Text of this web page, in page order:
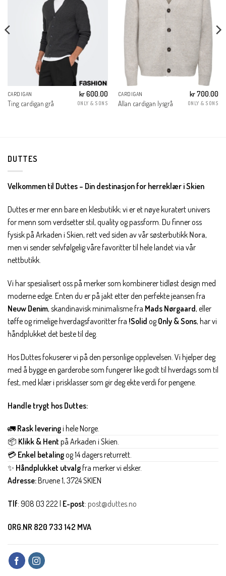
CARDIGAN
Ting cardigan grå
kr600.00
ONLY & SONS
CARDIGAN
Allan cardigan lysgrå
kr700.00
ONLY & SONS
DUTTES
Velkommen til Duttes – Din destinasjon for herreklær i Skien
Duttes er mer enn bare en klesbutikk; vi er et nøye kuratert univers
for menn som verdsetter stil, quality og passform. Du finner oss
fysisk på Arkaden i Skien, rett ved siden av vår søsterbutikk Nora,
men vi sender selvfølgelig våre favoritter til hele landet via vår
nettbutikk.
Vi har spesialisert oss på merker som kombinerer tidløst design med
moderne edge. Enten du er på jakt etter den perfekte jeansen fra
Neuw Denim, skandinavisk minimalisme fra Mads Nørgaard, eller
tøffe og rimelige hverdagsfavoritter fra !Solid ogOnly & Sons, har vi
håndplukket det beste til deg.
Hos Duttes fokuserer vi på den personlige opplevelsen. Vi hjelper deg
med å bygge en garderobe som fungerer like godt til hverdags som til
fest, med klær i prisklasser som gir deg ekte verdi for pengene.
Handle trygt hos Duttes:
🚛 Rask leveringi hele Norge.
📦 Klikk & Hent på Arkaden i Skien.
💳 Enkel betalingog 14 dagers returrett.
✨ Håndplukket utvalgfra merker vi elsker.
Adresse:Bruene 1, 3724 SKIEN
Tlf: 908 03 222 | E-post: post@duttes.no
ORG.NR 820 733 142 MVA